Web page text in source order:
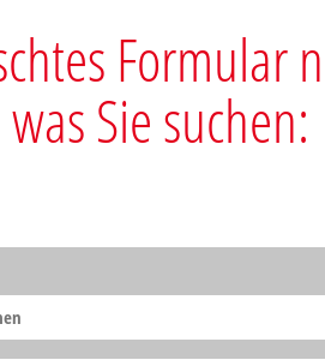
Formular
Sie suchen: